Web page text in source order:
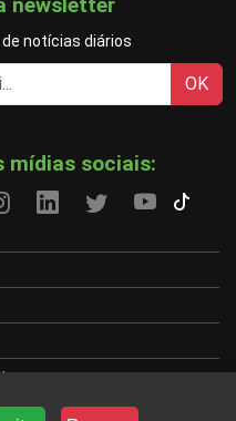
newsletter
notícias diários
OK
mídias sociais: